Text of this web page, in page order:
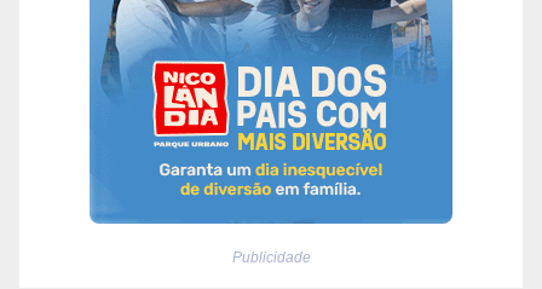
Publicidade